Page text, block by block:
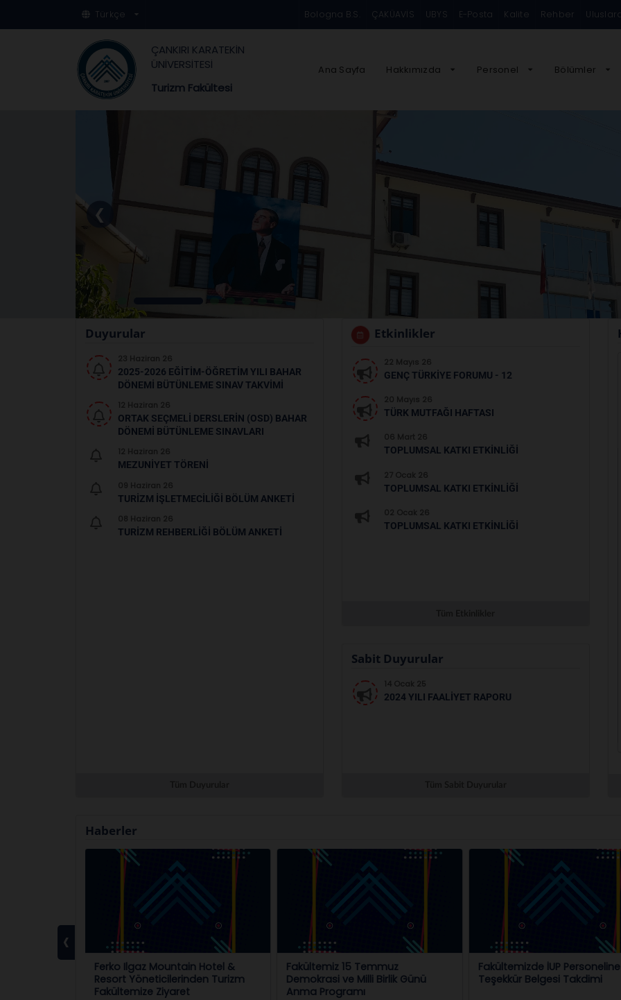
Türkçe Bologna B.S. ÇAKÜAVİS UBYS E-Posta Kalite Rehber
ÇANKIRI KARATEKİN
ÜNİVERSİTESİ
Turizm Fakültesi
Ana Sayfa Hakkımızda Personel Bölümler
❮
Duyurular
2025-2026 EĞİTİM-ÖĞRETİM YILI BAHAR
DÖNEMİ BÜTÜNLEME SINAV TAKVİMİ
ORTAK SEÇMELİ DERSLERİN (OSD) BAHAR
DÖNEMİ BÜTÜNLEME SINAVLARI
MEZUNİYET TÖRENİ
TURİZM İŞLETMECİLİĞİ BÖLÜM ANKETİ
TURİZM REHBERLİĞİ BÖLÜM ANKETİ
Etkinlikler
GENÇ TÜRKIYE FORUMU - 12
TÜRK MUTFAĞI HAFTASI
TOPLUMSAL KATKI ETKINLIĞI
TOPLUMSAL KATKI ETKINLIĞI
TOPLUMSAL KATKI ETKINLIĞI
Sabit Duyurular
2024 YILI FAALİYET RAPORU
Haberler
Ferko Ilgaz Mountain Hotel &
Resort Yöneticilerinden Turizm
Fakültemize Ziyaret
Fakültemiz 15 Temmuz
Demokrasi ve Milli Birlik Günü
Anma Programı
Fakültemizde İUP Personeline
Teşekkür Belgesi Takdimi
‹